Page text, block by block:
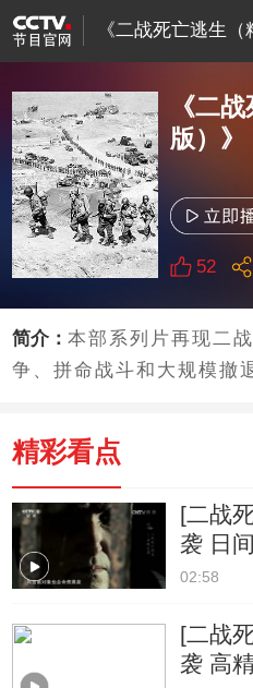
《二战死亡逃生（
《二
版）》
52
简介：本部系列片再现二
争、拼命战斗和大规模撤
精彩看点
[二战
袭 日
02:58
[二战
袭 高